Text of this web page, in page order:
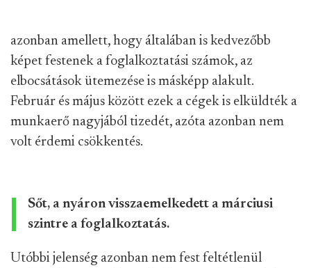
azonban amellett, hogy általában is kedvezőbb
képet festenek a foglalkoztatási számok, az
elbocsátások ütemezése is másképp alakult.
Február és május között ezek a cégek is elküldték a
munkaerő nagyjából tizedét, azóta azonban nem
volt érdemi csökkentés.
Sőt, a nyáron visszaemelkedett a márciusi
szintre a foglalkoztatás.
Utóbbi jelenség azonban nem fest feltétlenül